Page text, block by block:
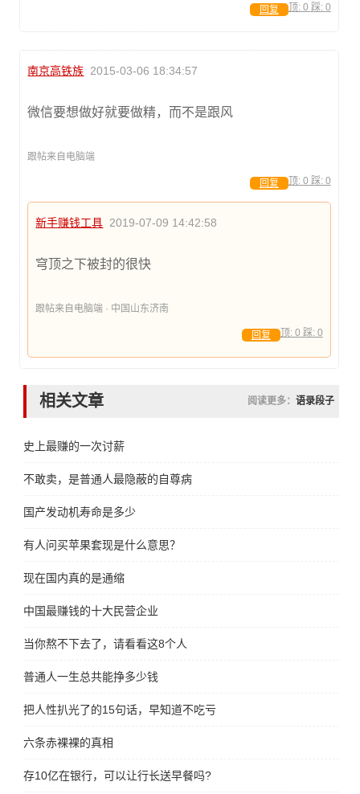
顶: 0 踩: 0
回复
南京高铁族 2015-03-06 18:34:57
微信要想做好就要做精，而不是跟风
跟帖来自电脑端
顶: 0 踩: 0
回复
新手赚钱工具 2019-07-09 14:42:58
穹顶之下被封的很快
跟帖来自电脑端 · 中国山东济南
顶: 0 踩: 0
回复
相关文章 阅读更多： 语录段子
史上最赚的一次讨薪
不敢卖，是普通人最隐蔽的自尊病
国产发动机寿命是多少
有人问买苹果套现是什么意思？
现在国内真的是通缩
中国最赚钱的十大民营企业
当你熬不下去了，请看看这8个人
普通人一生总共能挣多少钱
把人性扒光了的15句话，早知道不吃亏
六条赤裸裸的真相
存10亿在银行，可以让行长送早餐吗?